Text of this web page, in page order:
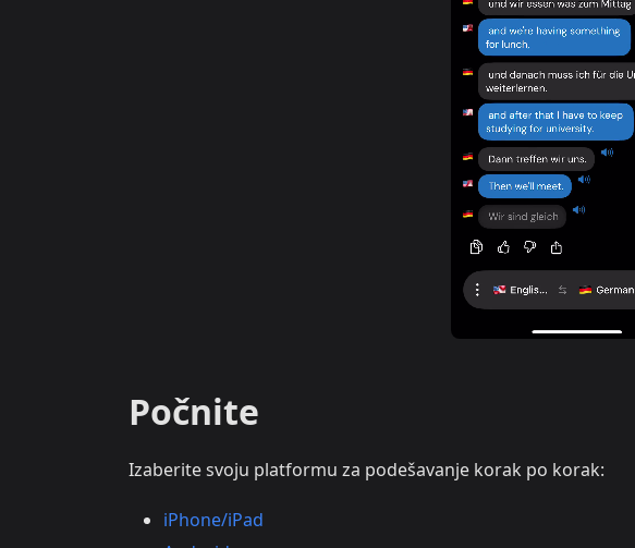
Počnite
Izaberite svoju platformu za podešavanje korak po korak:
iPhone/iPad